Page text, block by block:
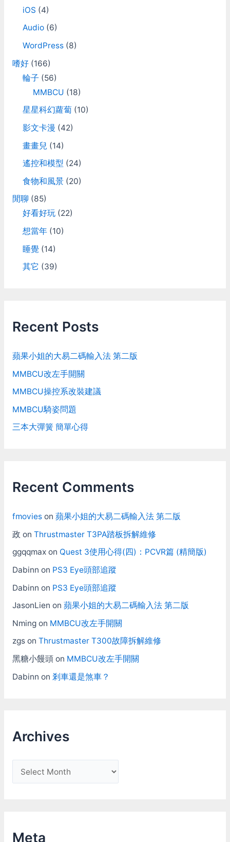
iOS (4)
Audio(6)
WordPress(8)
嗜好(166)
輪子 (56)
MMBCU (18)
星星科幻蘿蔔(10)
影文卡漫 (42)
畫畫兒 (14)
遙控和模型 (24)
食物和風景(20)
閒聊 (85)
好看好玩(22)
想當年(10)
睡覺(14)
其它 (39)
Recent Posts
蘋果小姐的大易二碼輸入法 第二版
MMBCU改左手開關
MMBCU操控系改裝建議
MMBCU騎姿問題
三本大彈簧 簡單心得
Recent Comments
fmovieson 蘋果小姐的大易二碼輸入法 第二版
政 on Thrustmaster T3PA踏板拆解維修
ggqqmaxon Quest 3使用心得(四)：PCVR篇 (精簡版)
Dabinn on PS3 Eye頭部追蹤
Dabinn on PS3 Eye頭部追蹤
JasonLien on 蘋果小姐的大易二碼輸入法 第二版
Nmingon MMBCU改左手開關
zgson Thrustmaster T300故障拆解維修
黑糖小饅頭on MMBCU改左手開關
Dabinn on 剎車還是煞車？
Archives
r
iMeta